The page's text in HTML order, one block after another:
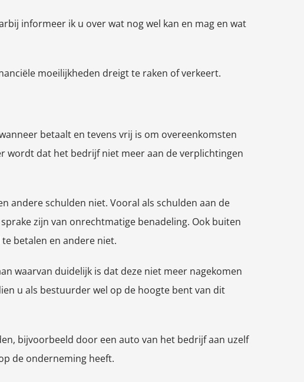
informeer ik u over wat nog wel kan en mag en wat
moeilijkheden dreigt te raken of verkeert.
betaalt en tevens vrij is om overeenkomsten
wordt dat het bedrijf niet meer aan de verplichtingen
andere schulden niet. Vooral als schulden aan de
zijn van onrechtmatige benadeling. Ook buiten
betalen en andere niet.
waarvan duidelijk is dat deze niet meer nagekomen
u als bestuurder wel op de hoogte bent van dit
bijvoorbeeld door een auto van het bedrijf aan uzelf
de onderneming heeft.